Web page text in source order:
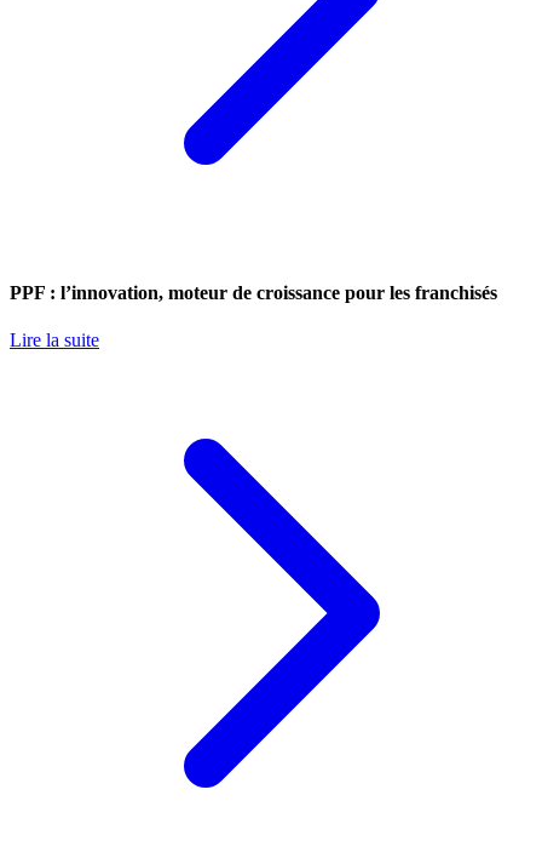
PPF : l’innovation, moteur de croissance pour les franchisés
Lire la suite